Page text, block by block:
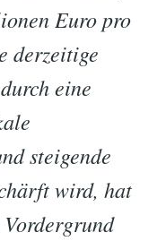
Euro pro
derzeitige
eine
steigende
wird, hat